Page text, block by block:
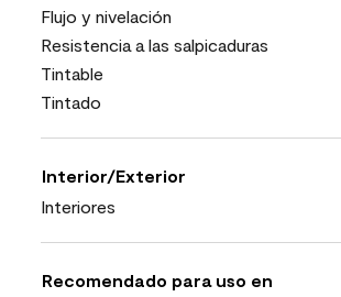
Flujo y nivelación
Resistencia a las salpicaduras
Tintable
Tintado
Interior/Exterior
Interiores
Recomendado para uso en